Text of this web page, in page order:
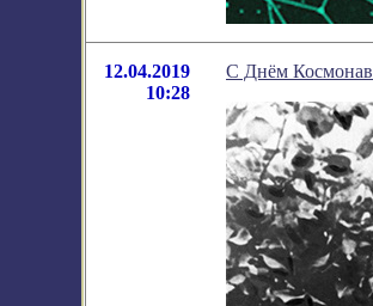
12.04.2019
10:28
С Днём